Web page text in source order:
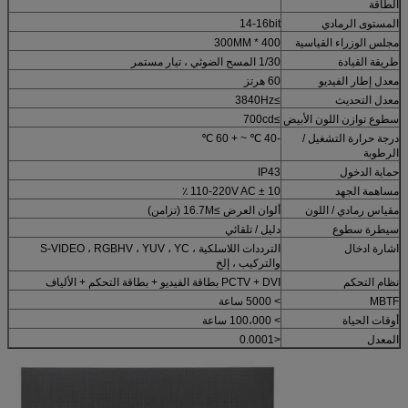
الطاقة
المستوى الرمادي
14-16bit
مجلس الوزراء القياسية
400 * 300MM
طريقة القيادة
1/30 المسح الضوئي ، تيار مستمر
معدل إطار الفيديو
60 هرتز
معدل التحديث
≥3840Hz
سطوع توازن اللون الأبيض ≥700cd
درجة حرارة التشغيل /
الرطوبة
-40 ℃ ~ + 60 ℃
حماية الدخول
IP43
مساهمة الجهد
110-220V AC ± 10 ٪
مقياس رمادي / اللون
ألوان العرض ≥16.7M (تزامن)
سيطرة سطوع
دليل / تلقائي
اشارة ادخال
الترددات اللاسلكية ، S-VIDEO ، RGBHV ، YUV ، YC
والتركيب ، إلخ
نظام التحكم
PCTV + DVI بطاقة الفيديو + بطاقة التحكم + الألياف
MBTF
> 5000 ساعة
أوقات الحياة
> 100،000 ساعة
المعدل
<0.0001